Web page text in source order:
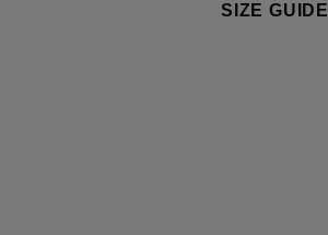
SIZE GUIDE